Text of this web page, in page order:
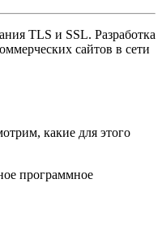
TLS и SSL. Разработка
сайтов в сети
какие для этого
программное